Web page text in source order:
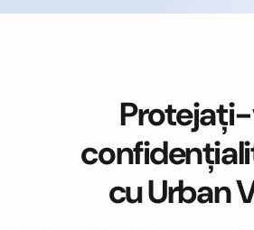
cu Urban